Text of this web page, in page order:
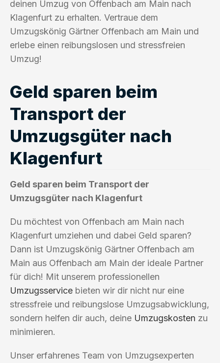
deinen Umzug von Offenbach am Main nach
Klagenfurt zu erhalten. Vertraue dem
Umzugskönig Gärtner Offenbach am Main und
erlebe einen reibungslosen und stressfreien
Umzug!
Geld sparen beim
Transport der
Umzugsgüter nach
Klagenfurt
Geld sparen beim Transport der
Umzugsgüter nach Klagenfurt
Du möchtest von Offenbach am Main nach
Klagenfurt umziehen und dabei Geld sparen?
Dann ist Umzugskönig Gärtner Offenbach am
Main aus Offenbach am Main der ideale Partner
für dich! Mit unserem professionellen
Umzugsservice bieten wir dir nicht nur eine
stressfreie und reibungslose Umzugsabwicklung,
sondern helfen dir auch, deine Umzugskosten zu
minimieren.
Unser erfahrenes Team von Umzugsexperten